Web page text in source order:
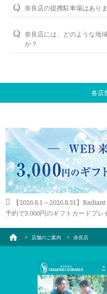
お近くの銀座ダイヤモンド
ださい。
＜銀座ダイヤモンドシライ
「サイズ直し」「歪み直し
グ」「再つや消し加工」「
「新品交換（有料）」など
永久保証サービスについ
WEBでの来店予約がおすす
ジリング）・結婚指輪（マ
には3,000円分のギフトカー
お伝えいただくとスムーズ
奈良店の提携駐車場はあり
鉄奈良駅前駐車場と提携し
※当店ご滞在時間（上限2時
奈良店には、どのような地
か？
各店
【2026.8.1～2026.8.31】
予約で3,000円のギフトカードプレ
店舗のご案内 奈良店